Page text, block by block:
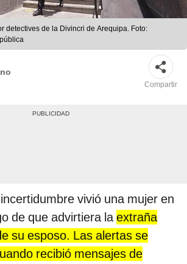
detectives de la Divincri de Arequipa. Foto:
Compartir
vivió una mujer en
de que advirtiera laextraña
su esposo. Las alertas se
recibió mensajes de